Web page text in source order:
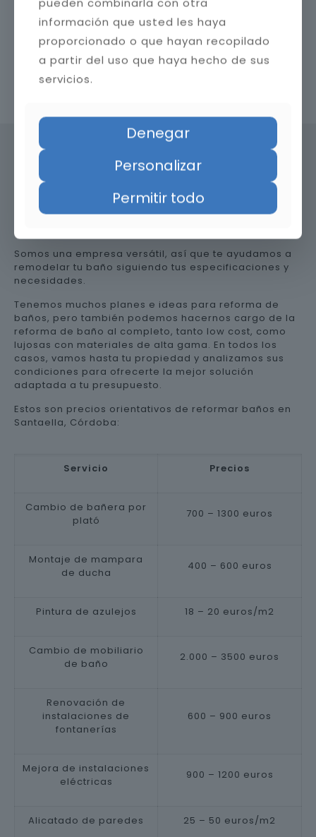
Precio de reformar el baño en
Córdoba
Somos una empresa versátil, así que te ayudamos a
remodelar tu baño siguiendo tus especificaciones y
necesidades.
Tenemos muchos planes e ideas para reforma de
baños, pero también podemos hacernos cargo de la
reforma de baño al completo, tanto low cost, como
lujosas con materiales de alta gama. En todos los
casos, vamos hasta tu propiedad y analizamos sus
condiciones para ofrecerte la mejor solución
adaptada a tu presupuesto.
Estos son precios orientativos de reformar baños en
Santaella, Córdoba:
Servicio Precios
Cambio de bañera por
plató
700 – 1300 euros
Montaje de mampara
de ducha
400 – 600 euros
Pintura de azulejos 18 – 20 euros/m2
Cambio de mobiliario
de baño
2.000 – 3500 euros
Renovación de
instalaciones de
fontanerías
600 – 900 euros
Mejora de instalaciones
eléctricas
900 – 1200 euros
Alicatado de paredes 25 – 50 euros/m2
información que usted les haya
proporcionado o que hayan recopilado
a partir del uso que haya hecho de sus
servicios.
Denegar
Personalizar
Permitir todo